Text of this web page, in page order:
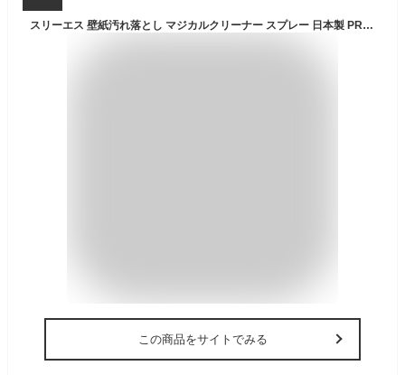
スリーエス 壁紙汚れ落とし マジカルクリーナー スプレー 日本製 PRO仕様 お部屋 カベ 黄ばみ ヤニ キッチン 汚れ落とし 脂落とし (250mL)
この商品をサイトでみる